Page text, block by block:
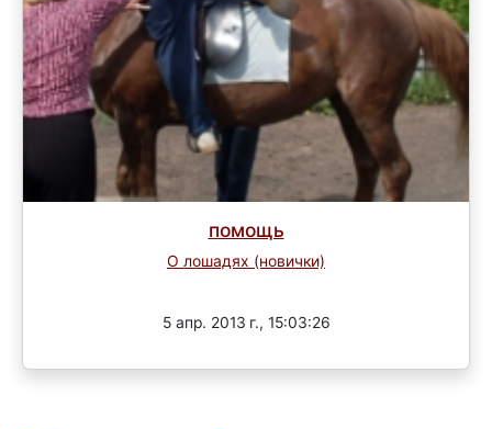
помощь
О лошадях (новички)
5 апр. 2013 г., 15:03:26